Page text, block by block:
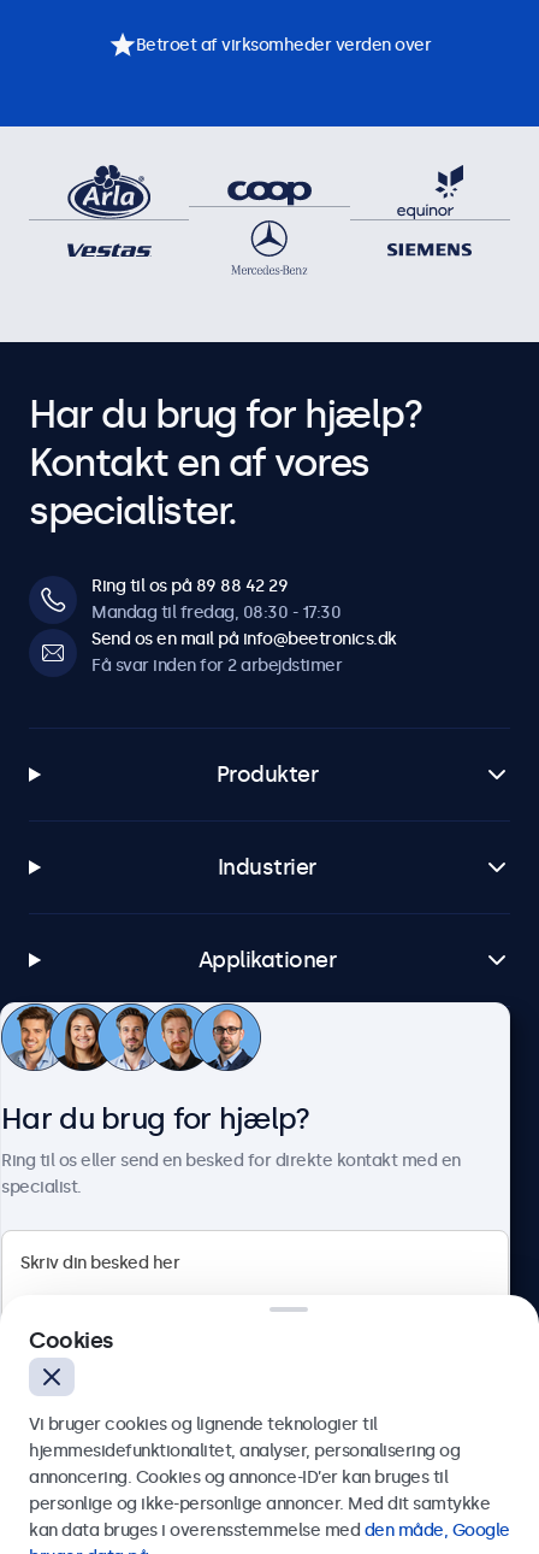
Betroet af virksomheder verden over
Har du brug for hjælp?
Kontakt en af vores
specialister.
Ring til os på 89 88 42 29
Mandag til fredag, 08:30 - 17:30
Send os en mail på info@beetronics.dk
Få svar inden for 2 arbejdstimer
Produkter
Industrier
Applikationer
Kundeservice
Herstedøstervej 27-29, unit A, 2620 Albertslund, Danmark
Dansk
Har du brug for hjælp?
Ring til os eller send en besked for direkte kontakt med en
specialist.
Send
Cookies
Vi bruger cookies og lignende teknologier til
hjemmesidefunktionalitet, analyser, personalisering og
annoncering. Cookies og annonce-ID’er kan bruges til
personlige og ikke-personlige annoncer. Med dit samtykke
kan data bruges i overensstemmelse med den måde, Google